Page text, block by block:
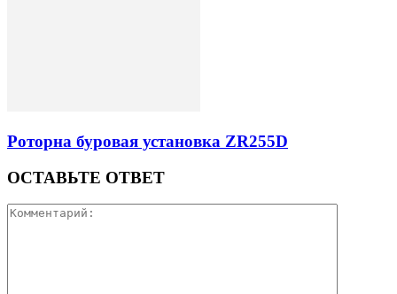
Роторна буровая установка ZR255D
ОСТАВЬТЕ ОТВЕТ